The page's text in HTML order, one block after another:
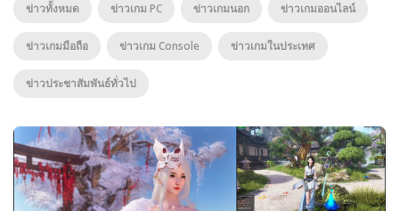
ข่าวทั้งหมด ข่าวเกม PC ข่าวเกมนอก ข่าวเกมออนไลน์
ข่าวเกมมือถือ ข่าวเกม Console ข่าวเกมในประเทศ
ข่าวประชาสัมพันธ์ทั่วไป